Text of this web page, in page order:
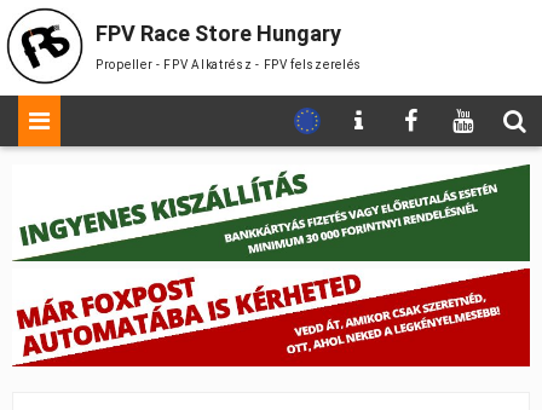
FPV Race Store Hungary
Propeller - FPV Alkatrész - FPV felszerelés